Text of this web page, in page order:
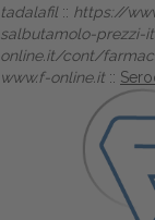
tadalafil:: https://
salbutamolo-prezzi-
online.it/cont/
www.f-online.it ::